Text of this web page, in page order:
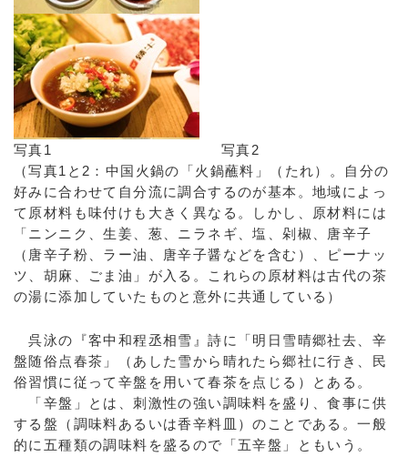
写真1 写真2
（写真1と2：中国火鍋の「火鍋蘸料」（たれ）。自分の
好みに合わせて自分流に調合するのが基本。地域によっ
て原材料も味付けも大きく異なる。しかし、原材料には
「ニンニク、生姜、葱、ニラネギ、塩、剁椒、唐辛子
（唐辛子粉、ラー油、唐辛子醤などを含む）、ピーナッ
ツ、胡麻、ごま油」が入る。これらの原材料は古代の茶
の湯に添加していたものと意外に共通している）
呉泳の『客中和程丞相雪』詩に「明日雪晴郷社去、辛
盤随俗点春茶」（あした雪から晴れたら郷社に行き、民
俗習慣に従って辛盤を用いて春茶を点じる）とある。
「辛盤」とは、刺激性の強い調味料を盛り、食事に供
する盤（調味料あるいは香辛料皿）のことである。一般
的に五種類の調味料を盛るので「五辛盤」ともいう。